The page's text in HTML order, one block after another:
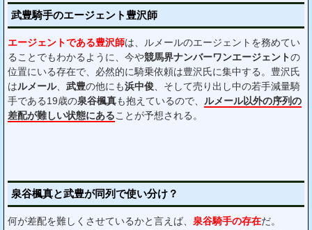
武豊騎手のエージェント豊沢師
エージェントである豊沢師は、ルメールのエージェントを務めてい
ることでもわかるように、今や競馬界ナンバーワンエージェントの
位置にいる存在で、必然的に騎乗依頼は豊沢氏に集中する。豊沢氏
はルメール、 武豊の他にも浜中俊 、そして売り出し中の若手減量騎
手である19歳の泉谷楓真も抱えているので、 ルメール以外の序列の
差配が難しい状態にあることが予想される。
泉谷楓真と武豊が同列で使い分け？
何が差配を難しくさせているかと言えば、 泉谷騎手の存在だ。